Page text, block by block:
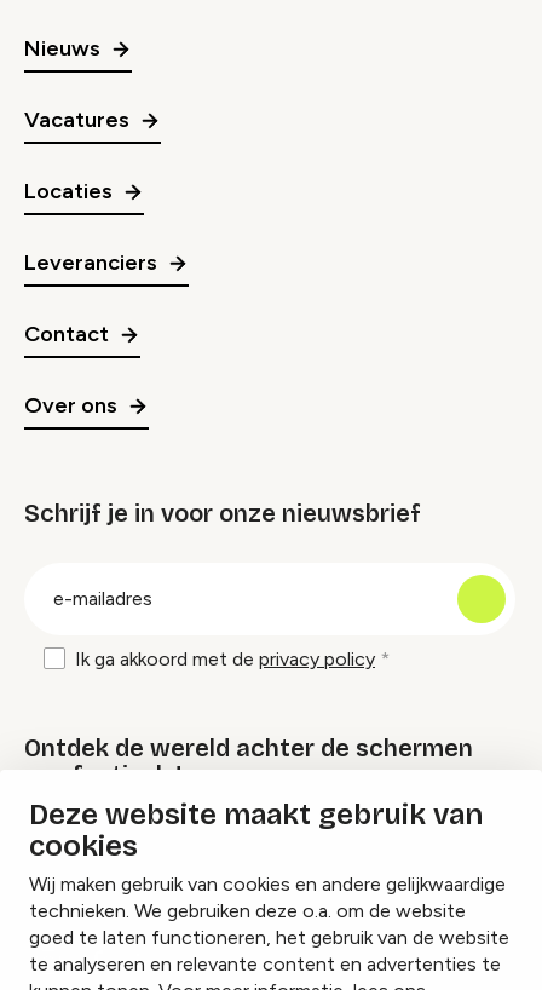
Deze website maakt gebruik van
cookies
Wij maken gebruik van cookies en andere gelijkwaardige
technieken. We gebruiken deze o.a. om de website
goed te laten functioneren, het gebruik van de website
te analyseren en relevante content en advertenties te
Nieuws
Vacatures
Locaties
Leveranciers
Contact
Over ons
Schrijf je in voor onze nieuwsbrief
Ik ga akkoord met de privacy policy
Ontdek de wereld achter de schermen
van festivals!
Lees onze Festival Specials
InstagramFacebookLinkedIn